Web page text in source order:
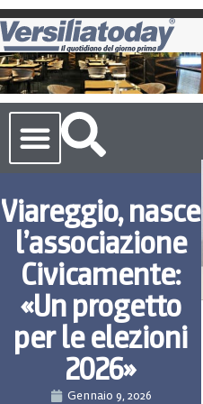
Viareggio, nasce
l’associazione
Civicamente:
«Un progetto
per le elezioni
2026»
Gennaio 9, 2026